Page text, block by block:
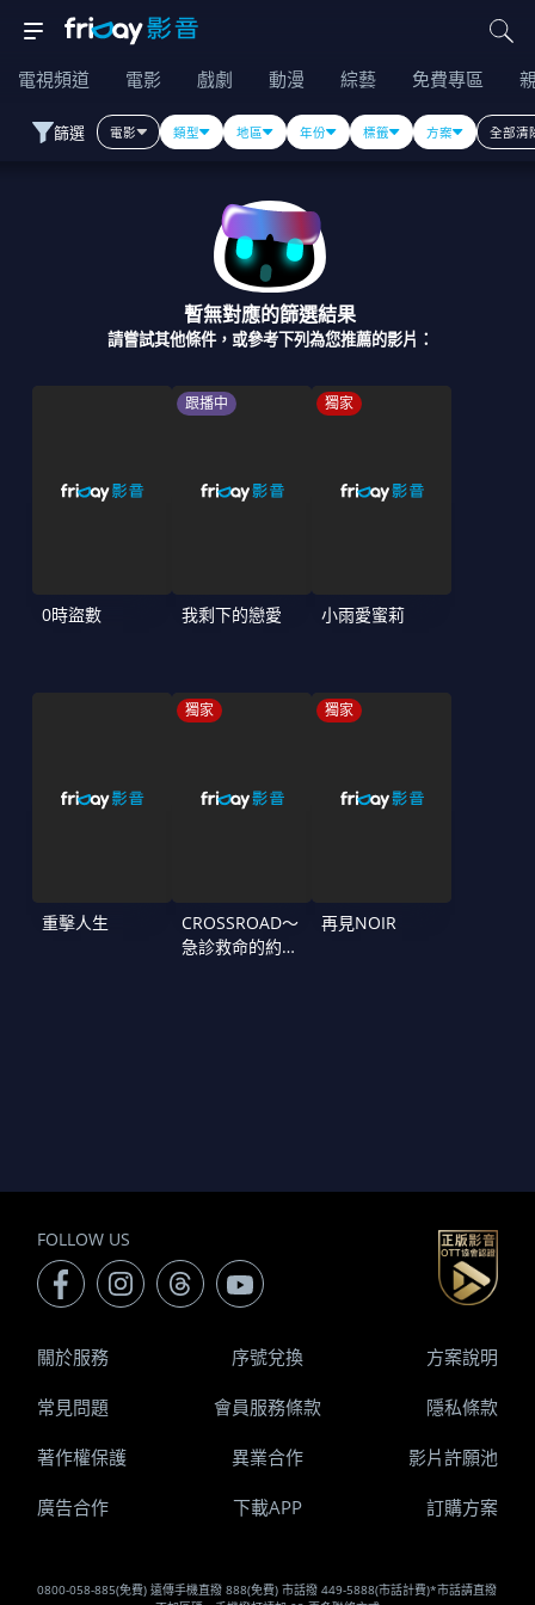
電視頻道 電影 戲劇 動漫 綜藝 免費專區
篩選 電影 類型 地區 年份 標籤 方案 全部清
暫無對應的篩選結果
請嘗試其他條件，或參考下列為您推薦的影片：
0時盜數
跟播中
我剩下的戀愛
獨家
小雨愛蜜莉
重擊人生
獨家
CROSSROAD～
急診救命的約定
獨家
再見NOIR
FOLLOW US
0800-058-885(免費) 遠傳手機直撥 888(免費) 市話撥 449-5888(市話計費)*市話請直撥
關於服務 序號兌換 方案說明
常見問題 會員服務條款 隱私條款
著作權保護 異業合作 影片許願池
廣告合作 下載APP 訂購方案